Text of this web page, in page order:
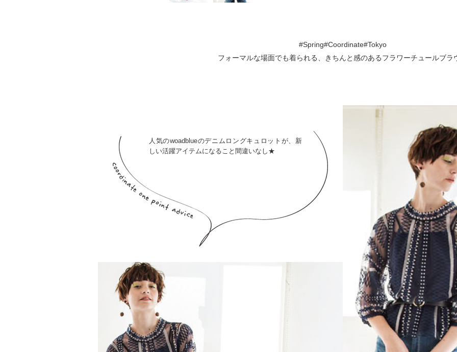
#Spring#Coordinate#Tokyo
フォーマルな場面でも着られる、きちんと感のあるフラワーチュールブラ
人気のwoadblueのデニムロングキュロットが、新
しい活躍アイテムになること間違いなし★